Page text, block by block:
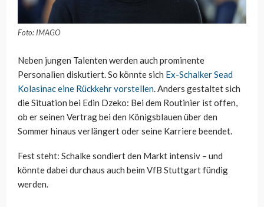
Foto: IMAGO
Neben jungen Talenten werden auch prominente
Personalien diskutiert. So könnte sich Ex-Schalker Sead
Kolasinac eine Rückkehr vorstellen. Anders gestaltet sich
die Situation bei Edin Dzeko: Bei dem Routinier ist offen,
ob er seinen Vertrag bei den Königsblauen über den
Sommer hinaus verlängert oder seine Karriere beendet.
Fest steht: Schalke sondiert den Markt intensiv – und
könnte dabei durchaus auch beim VfB Stuttgart fündig
werden.